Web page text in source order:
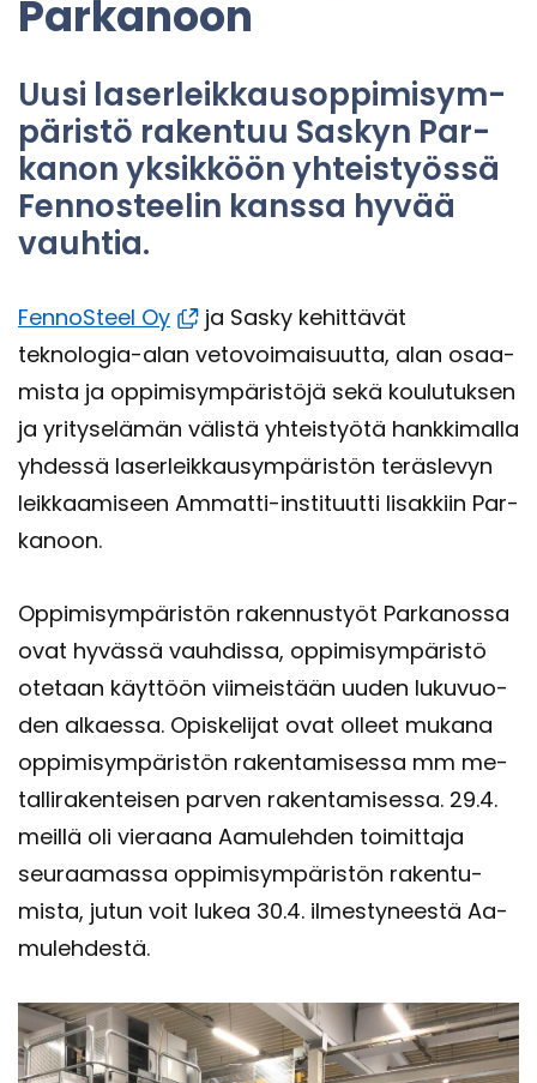
Par­ka­noon
Uusi la­ser­leik­kausop­pi­mi­sym­
pä­ris­tö ra­ken­tuu Sas­kyn Par­
ka­non yk­sik­köön yh­teis­työs­sä
Fen­nos­tee­lin kans­sa hyvää
vauh­tia.
Fen­noS­teel Oy
ja Sasky ke­hit­tä­vät
teknologia-​alan ve­to­voi­mai­suut­ta, alan osaa­
mis­ta ja op­pi­mi­sym­pä­ris­tö­jä sekä kou­lu­tuk­sen
ja yri­ty­se­lä­män vä­lis­tä yh­teis­työ­tä hank­ki­mal­la
yh­des­sä la­ser­leik­kausym­pä­ris­tön te­räs­le­vyn
leik­kaa­mi­seen Ammatti-​instituutti Ii­sak­kiin Par­
ka­noon.
Op­pi­mi­sym­pä­ris­tön ra­ken­nus­työt Par­ka­nos­sa
ovat hy­väs­sä vauh­dis­sa, op­pi­mi­sym­pä­ris­tö
ote­taan käyt­töön vii­meis­tään uuden lu­ku­vuo­
den al­kaes­sa. Opis­ke­li­jat ovat ol­leet mu­ka­na
op­pi­mi­sym­pä­ris­tön ra­ken­ta­mi­ses­sa mm me­
tal­li­ra­ken­tei­sen par­ven ra­ken­ta­mi­ses­sa. 29.4.
meil­lä oli vie­raa­na Aa­mu­leh­den toi­mit­ta­ja
seu­raa­mas­sa op­pi­mi­sym­pä­ris­tön ra­ken­tu­
mis­ta, jutun voit lukea 30.4. il­mes­ty­nees­tä Aa­
mu­leh­des­tä.